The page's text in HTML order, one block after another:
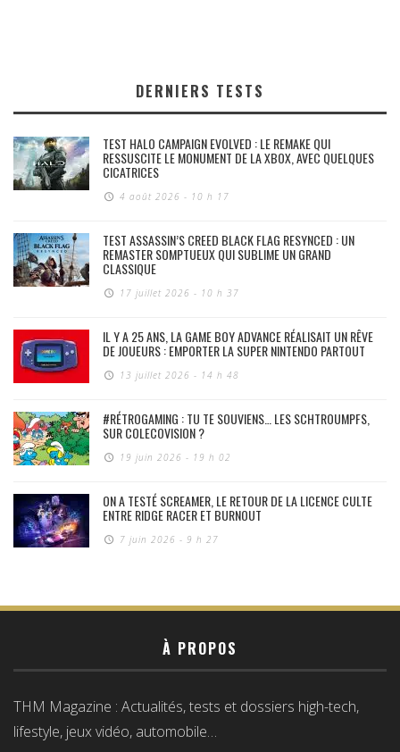
DERNIERS TESTS
TEST HALO CAMPAIGN EVOLVED : LE REMAKE QUI
RESSUSCITE LE MONUMENT DE LA XBOX, AVEC QUELQUES
CICATRICES
4 août 2026 - 10 h 17
TEST ASSASSIN’S CREED BLACK FLAG RESYNCED : UN
REMASTER SOMPTUEUX QUI SUBLIME UN GRAND
CLASSIQUE
17 juillet 2026 - 10 h 37
IL Y A 25 ANS, LA GAME BOY ADVANCE RÉALISAIT UN RÊVE
DE JOUEURS : EMPORTER LA SUPER NINTENDO PARTOUT
13 juillet 2026 - 14 h 48
#RÉTROGAMING : TU TE SOUVIENS… LES SCHTROUMPFS,
SUR COLECOVISION ?
19 juin 2026 - 19 h 02
ON A TESTÉ SCREAMER, LE RETOUR DE LA LICENCE CULTE
ENTRE RIDGE RACER ET BURNOUT
7 juin 2026 - 9 h 27
À PROPOS
THM Magazine : Actualités, tests et dossiers high-tech,
lifestyle, jeux vidéo, automobile…